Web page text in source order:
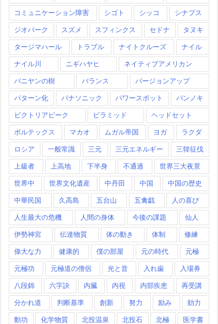
コミュニケーション障害 シゴト シッコ シナプス
ジオパーク スズメ スフィンクス セドナ タヌキ
タージマハール トラブル ナイトクルーズ ナイル
ナイル川 ニギハヤヒ ネイティブアメリカン
バニヤンの樹 バランス バージョンアップ
パターン化 パナソニック パワースポット パンノキ
ビクトリアピーク ピラミッド ヘッドセット
ボルテックス マカオ ムガル帝国 ヨガ ラクダ
ロシア 一般常識 三元 三元エネルギー 三韓征伐
上級者 上高地 下半身 不通過 世界三大夜景
世界中 世界文化遺産 中丹田 中国 中国の歴史
中華民国 久高島 五台山 五禽戯 人の喜び
人生最大の危機 人間の身体 今後の課題 仙人
伊勢神宮 伝達物質 体の動き 体制 修練
偉大な力 健康的 僕の部屋 元の時代 元極
元極功 元極道の僧侶 光と音 入れ歯 入場券
八段錦 六字訣 内臓 内視 内部疾患 再受講
分かれ道 判断基準 創新 努力 励み 効力
動功 化学物質 北投温泉 北投石 北極 医学書